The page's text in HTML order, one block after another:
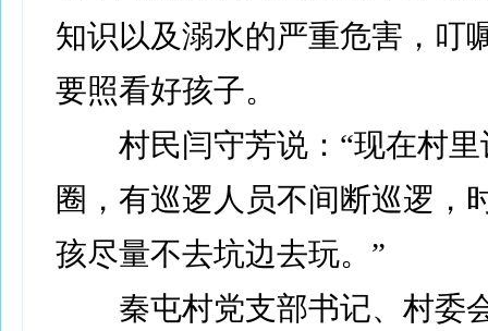
知识以及溺水的严重危害，叮
要照看好孩子。
村民闫守芳说：“现在村里
圈，有巡逻人员不间断巡逻，
孩尽量不去坑边去玩。”
秦屯村党支部书记、村委